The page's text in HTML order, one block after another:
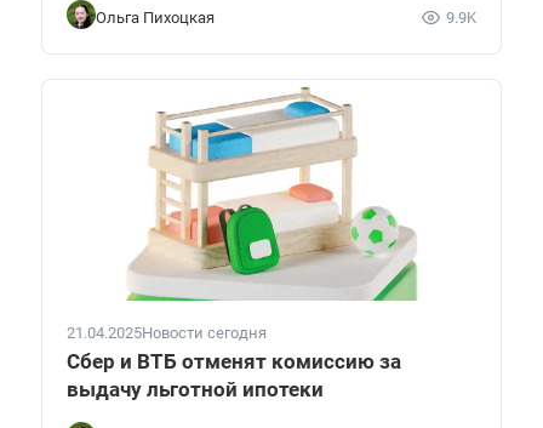
Ольга Пихоцкая 9.9K
21.04.2025Новости сегодня
Сбер и ВТБ отменят комиссию за
выдачу льготной ипотеки